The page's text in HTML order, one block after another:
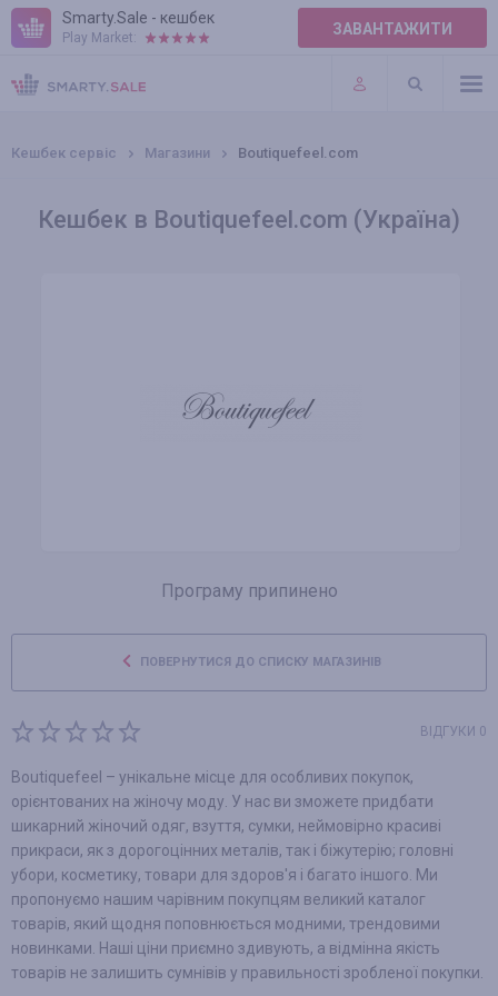
Smarty.Sale - кешбек
Play Market: ЗАВАНТАЖИТИ
ПРАВИЛА
ПЛАГІНИ
Кешбек сервіс Магазини Boutiquefeel.com
Кешбек в Boutiquefeel.com (Україна)
Програму припинено
ПОВЕРНУТИСЯ ДО СПИСКУ МАГАЗИНІВ
ВІДГУКИ 0
Boutiquefeel – унікальне місце для особливих покупок,
орієнтованих на жіночу моду. У нас ви зможете придбати
шикарний жіночий одяг, взуття, сумки, неймовірно красиві
прикраси, як з дорогоцінних металів, так і біжутерію; головні
убори, косметику, товари для здоров'я і багато іншого. Ми
пропонуємо нашим чарівним покупцям великий каталог
товарів, який щодня поповнюється модними, трендовими
новинками. Наші ціни приємно здивують, а відмінна якість
товарів не залишить сумнівів у правильності зробленої покупки.